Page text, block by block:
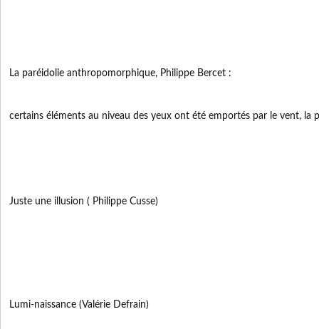
La paréidolie anthropomorphique, Philippe Bercet :
certains éléments au niveau des yeux ont été emportés par le vent, la
Juste une illusion ( Philippe Cusse)
Lumi-naissance (Valérie Defrain)